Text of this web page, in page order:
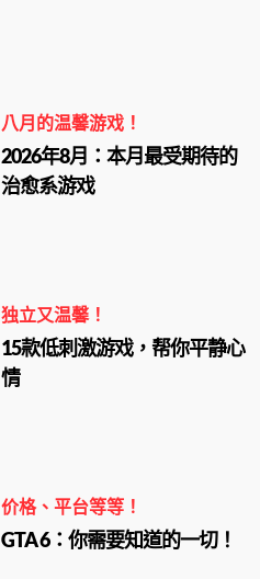
八月的温馨游戏！
2026年8月：本月最受期待的
治愈系游戏
独立又温馨！
15款低刺激游戏，帮你平静心
情
价格、平台等等！
GTA 6：你需要知道的一切！